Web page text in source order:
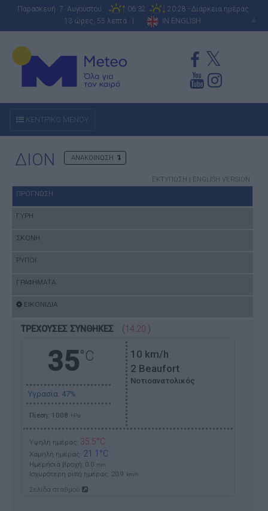
Παρασκευή 7 Αυγούστου 06:32
20:28 - Διάρκεια ημέρας:
13 ώρες, 55 λεπτά |
IN ENGLISH A
ΚΕΝΤΡΙΚΟ ΜΕΝΟΥ
ΔΙΟΝ ΑΝΑΚΟΙΝΩΣΗ
ΕΚΤΥΠΩΣΗ | ENGLISH VERSION
ΠΡΟΓΝΩΣΗ
ΓΥΡΗ
ΣΚΟΝΗ
ΡΥΠΟΙ
ΓΡΑΦΗΜΑΤΑ
ΕΙΚΟΝΙΔΙΑ
ΤΡΕΧΟΥΣΕΣ ΣΥΝΘΗΚΕΣ (14:20 )
35°C
Υγρασία: 47%
Πίεση: 1008 hPa
10 km/h
2 Beaufort
Νοτιοανατολικός
Υψηλή ημέρας: 35.5°C
Χαμηλή ημέρας: 21.1°C
Ημερήσια βροχή: 0.0 mm
Ισχυρότερη ριπή ημέρας: 20.9 km/h
Σελίδα σταθμού